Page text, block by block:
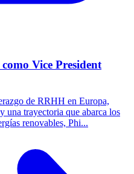
Vice President
de RRHH en Europa,
trayectoria que abarca los
renovables, Phi...